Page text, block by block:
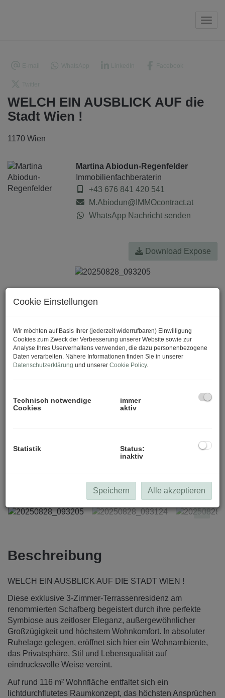
WELCH EIN AUSBLICK AUF die
Stadt Wien !
1170 Wien
Martina Abiodun-Regenfelder
Immobilienfachberaterin
+43 676 841 420 541
M.Abiodun@IMMOcontract.at
WhatsApp Nachricht senden
Download Expose
20250828_093205
Beschreibung
WELCH EIN AUSBLICK AUF DIE STADT WIEN !
Diese exklusive 3-Zimmer-Terrassenresidenz am
renommierten Schafberg begeistert durch ihre perfekte
Symbiose aus zeitloser Eleganz, außergewöhnlicher
Großzügigkeit und höchstem Wohnkomfort. In absoluter
Ruhelage gelegen, eröffnet sich hier ein Wohnambiente,
das Privatsphäre, Stil und Lebensqualität auf
eindrucksvolle Weise vereint.
Auf rund 116 m² Wohnfläche entfaltet sich ein
lichtdurchflutetes Raumkonzept, das höchsten Ansprüchen
Cookie Einstellungen
Wir möchten auf Basis Ihrer (jederzeit widerrufbaren) Einwilligung
Cookies zum Zweck der Verbesserung unserer Website sowie zur
Analyse Ihres Userverhaltens verwenden, die dazu personenbezogene
Daten verarbeiten. Nähere Informationen finden Sie in unserer
Datenschutzerklärung und unserer Cookie Policy.
Technisch notwendige
Cookies
immer
aktiv
Statistik
Status:
inaktiv
Speichern Alle akzeptieren